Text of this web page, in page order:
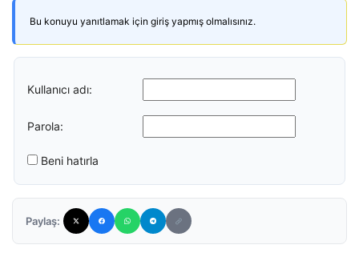
Bu konuyu yanıtlamak için giriş yapmış olmalısınız.
Kullanıcı adı:
Parola:
Beni hatırla
Paylaş: